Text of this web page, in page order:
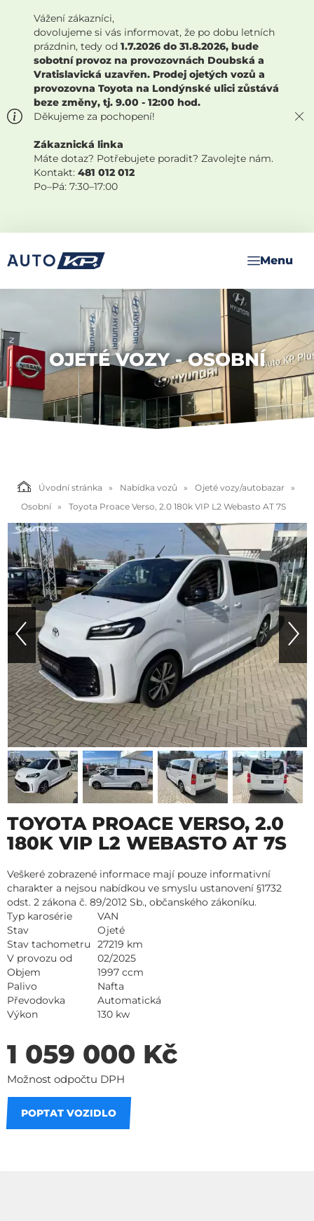
Vážení zákazníci,
dovolujeme si vás informovat, že po dobu letních
prázdnin, tedy od 1.7.2026 do 31.8.2026, bude
sobotní provoz na provozovnách Doubská a
Vratislavická uzavřen. Prodej ojetých vozů a
provozovna Toyota na Londýnské ulici zůstává
beze změny, tj. 9.00 - 12:00 hod.
Děkujeme za pochopení!
Zákaznická linka
Máte dotaz? Potřebujete poradit? Zavolejte nám.
Kontakt: 481 012 012
Po–Pá: 7:30–17:00
OJETÉ VOZY - OSOBNÍ
Úvodní stránka Nabídka vozů
Ojeté vozy/autobazar
Osobní
Toyota Proace Verso, 2.0 180k VIP L2 Webasto AT 7S
TOYOTA PROACE VERSO, 2.0
180K VIP L2 WEBASTO AT 7S
Veškeré zobrazené informace mají pouze informativní
charakter a nejsou nabídkou ve smyslu ustanovení §1732
odst. 2 zákona č. 89/2012 Sb., občanského zákoníku.
Typ karosérie
VAN
Stav
Ojeté
Stav tachometru
27219 km
V provozu od
02/2025
Objem
1997 ccm
Palivo
Nafta
Převodovka
Automatická
Výkon
130 kw
1 059 000 Kč
Možnost odpočtu DPH
POPTAT VOZIDLO